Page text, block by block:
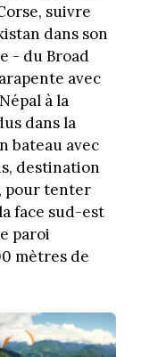
suivre
dans son
- du Broad
avec
à la
dans la
bateau avec
destination
pour tenter
face sud-est
paroi
mètres de